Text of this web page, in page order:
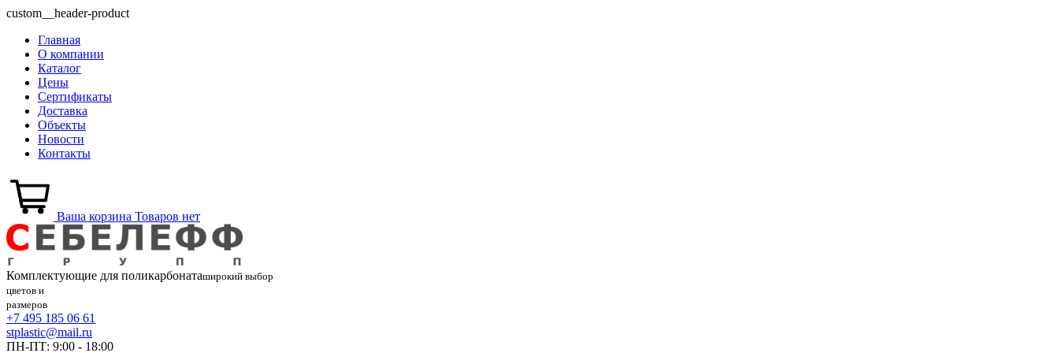
custom__header-product
Главная
О компании
Каталог
Цены
Сертификаты
Доставка
Объекты
Новости
Контакты
Ваша корзина Товаров нет
Комплектующие для поликарбонаташирокий выбор
цветов и
размеров
+7 495 185 06 61
stplastic@mail.ru
ПН-ПТ: 9:00 - 18:00